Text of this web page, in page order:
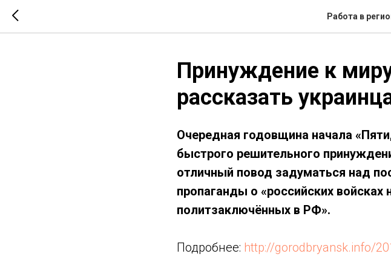
Работа в
Принуждение к
рассказать
Очередная годовщина начала
быстрого решительного
отличный повод задуматься над
пропаганды о «российских войсках
политзаключённых в РФ».
Подробнее: http://gorodbryansk.info/